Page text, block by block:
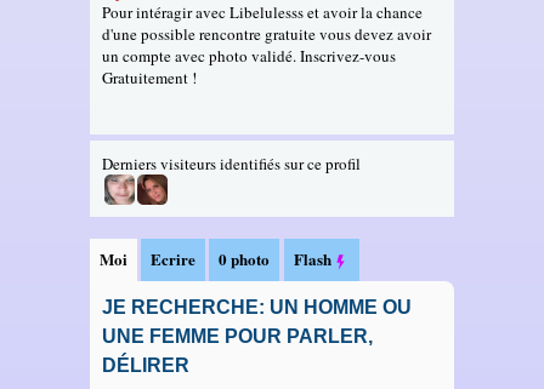
Pour intéragir avec Libelulesss et avoir la chance
d'une possible rencontre gratuite vous devez avoir
un compte avec photo validé. Inscrivez-vous
Gratuitement !
Derniers visiteurs identifiés sur ce profil
Moi
JE RECHERCHE: UN HOMME OU
UNE FEMME POUR PARLER,
DÉLIRER
Ecrire 0 photo Flash